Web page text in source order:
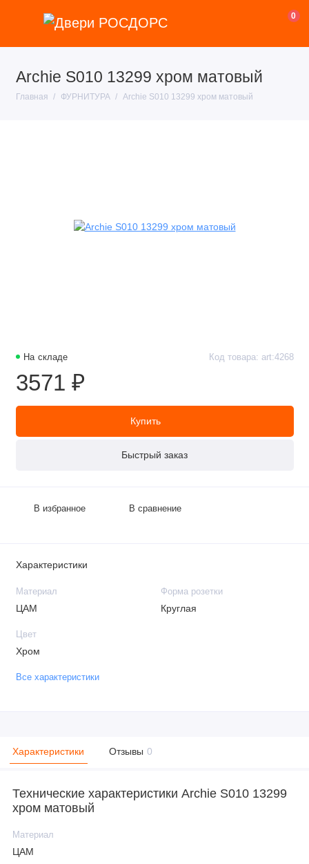
0
Archie S010 13299 хром матовый
Главная ФУРНИТУРА Archie S010 13299 хром матовый
На складе Код товара: art:4268
3571 ₽
Купить
Быстрый заказ
В избранное В сравнение
Характеристики
Материал
ЦАМ
Форма розетки
Круглая
Цвет
Хром
Все характеристики
Характеристики Отзывы 0
Технические характеристики Archie S010 13299
хром матовый
Материал
ЦАМ